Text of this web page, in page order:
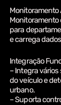
Monitoramento
Monitoramento
para
e carrega
Integração
– Integra
do veículo e
urbano.
– Suporta